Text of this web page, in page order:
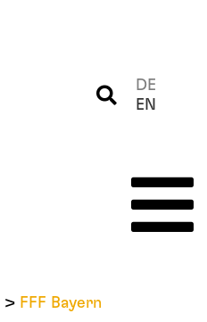
DE
EN
FFF Bayern